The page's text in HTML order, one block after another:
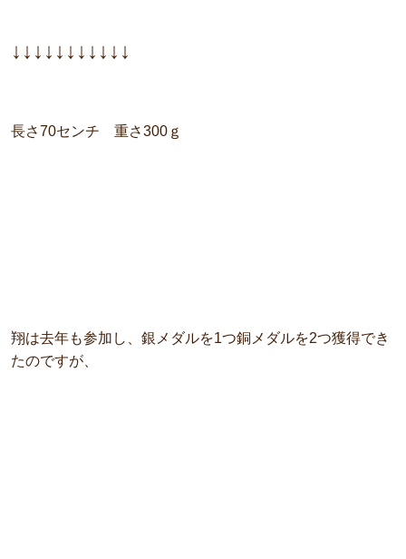
↓↓↓↓↓↓↓↓↓↓↓
長さ70センチ 重さ300ｇ
翔は去年も参加し、銀メダルを1つ銅メダルを2つ獲得でき
たのですが、